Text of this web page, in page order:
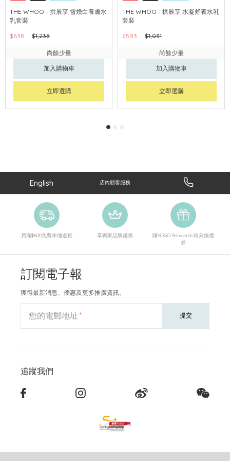
網購店取 可中國內地配送
THE WHOO - 拱辰享 雪煥白養膚水
乳套裝
$638
$1,238
尚餘少量
加入購物車
立即選購
網購店取 可中國內地配送
THE WHOO - 拱辰享 水凝舒養水乳
套裝
$593
$1,031
尚餘少量
加入購物車
立即選購
English 店內顧客服務
買滿$600免費本地送貨 享獨家品牌優惠
賺SOGO Rewards積分換禮
券
訂閱電子報
獲得最新消息、優惠及更多推廣資訊。
您的電郵地址 提交
追蹤我們